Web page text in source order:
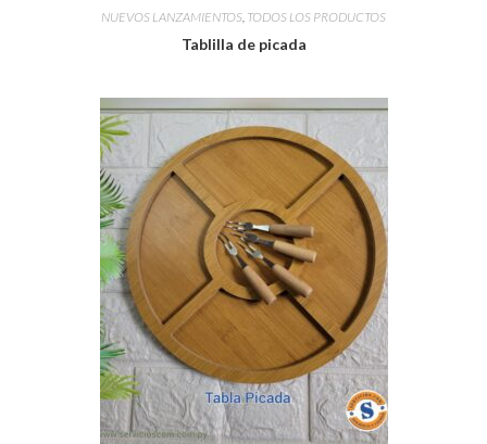
NUEVOS LANZAMIENTOS TODOS LOS PRODUCTOS
Tablilla de picada